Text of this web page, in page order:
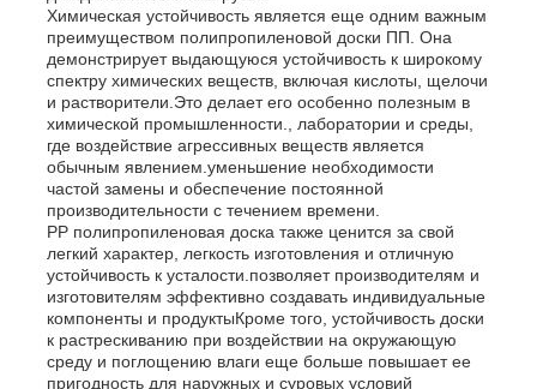
О Компании
Наша фабрика
контроль качества
контактные данные
Новости
Химическая устойчивость является еще одним важным
преимуществом полипропиленовой доски ПП. Она
демонстрирует выдающуюся устойчивость к широкому
спектру химических веществ, включая кислоты, щелочи
и растворители.Это делает его особенно полезным в
химической промышленности., лаборатории и среды,
где воздействие агрессивных веществ является
обычным явлением.уменьшение необходимости
частой замены и обеспечение постоянной
производительности с течением времени.
PP полипропиленовая доска также ценится за свой
легкий характер, легкость изготовления и отличную
устойчивость к усталости.позволяет производителям и
изготовителям эффективно создавать индивидуальные
компоненты и продуктыКроме того, устойчивость доски
к растрескиванию при воздействии на окружающую
среду и поглощению влаги еще больше повышает ее
пригодность для наружных и суровых условий